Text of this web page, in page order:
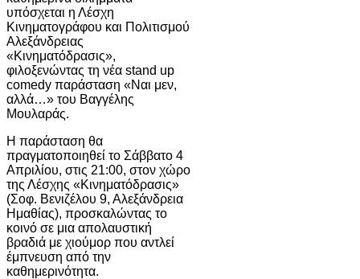
υπόσχεται η Λέσχη
Κινηματογράφου και Πολιτισμού
Αλεξάνδρειας
«Κινηματόδρασις»,
φιλοξενώντας τη νέα stand up
comedy παράσταση «Ναι μεν,
αλλά…» του Βαγγέλης
Μουλαράς.
Η παράσταση θα
πραγματοποιηθεί το Σάββατο 4
Απριλίου, στις 21:00, στον χώρο
της Λέσχης «Κινηματόδρασις»
(Σοφ. Βενιζέλου 9, Αλεξάνδρεια
Ημαθίας), προσκαλώντας το
κοινό σε μια απολαυστική
βραδιά με χιούμορ που αντλεί
έμπνευση από την
καθημερινότητα.